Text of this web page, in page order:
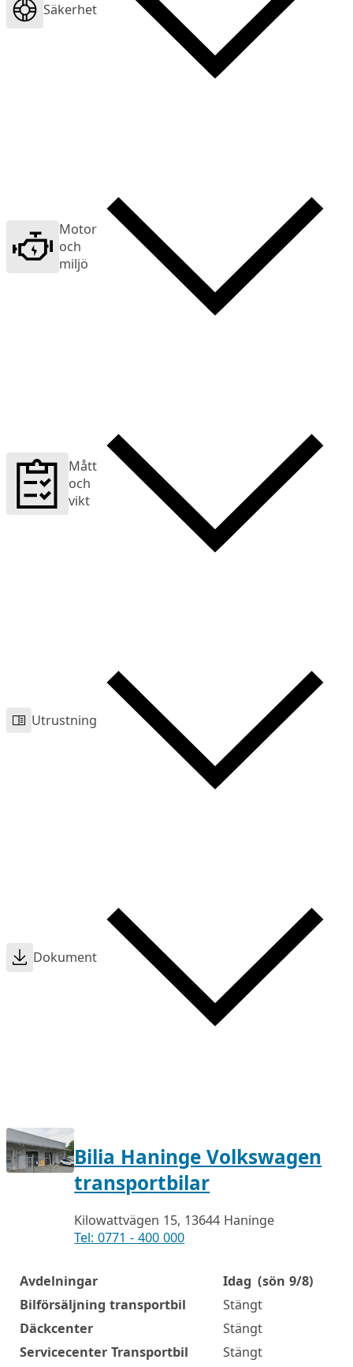
Säkerhet
Motor
och
miljö
Mått
och
vikt
Utrustning
Dokument
Bilia Haninge Volkswagen
transportbilar
Kilowattvägen 15, 13644 Haninge
Tel: 0771 - 400 000
Öppettider
Avdelningar Idag (sön 9/8)
Bilförsäljning transportbil
Stängt
Däckcenter
Stängt
Servicecenter Transportbil
Stängt